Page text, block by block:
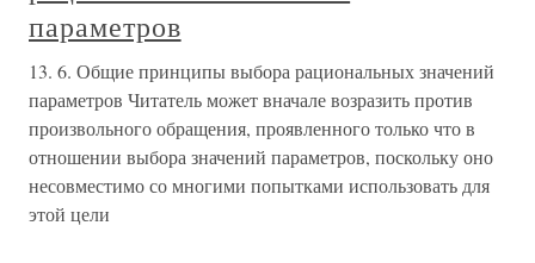
параметров
13. 6. Общие принципы выбора рациональных значений
параметров Читатель может вначале возразить против
произвольного обращения, проявленного только что в
отношении выбора значений параметров, поскольку оно
несовместимо со многими попытками использовать для
этой цели